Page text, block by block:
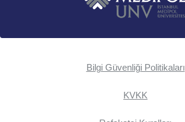
Bilgi Güvenliği Politikaları
KVKK